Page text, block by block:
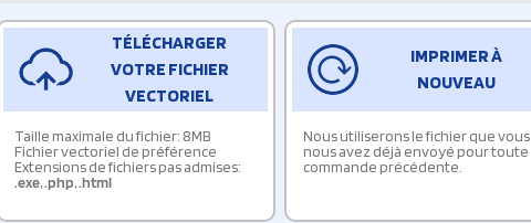
TÉLÉCHARGER
VOTRE FICHIER
VECTORIEL
Taille maximale du fichier: 8MB
Fichier vectoriel de préférence
Extensions de fichiers pas admises:
.exe,.php,.html
IMPRIMER À
NOUVEAU
Nous utiliserons le fichier que vous
nous avez déjà envoyé pour toute
commande précédente.